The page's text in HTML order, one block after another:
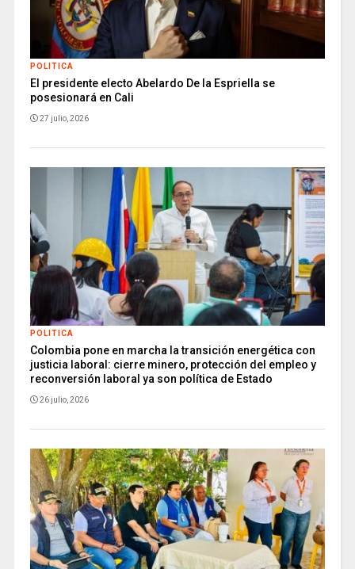
POLITICA
El presidente electo Abelardo De la Espriella se
posesionará en Cali
27 julio, 2026
POLITICA
Colombia pone en marcha la transición energética con
justicia laboral: cierre minero, protección del empleo y
reconversión laboral ya son política de Estado
26 julio, 2026